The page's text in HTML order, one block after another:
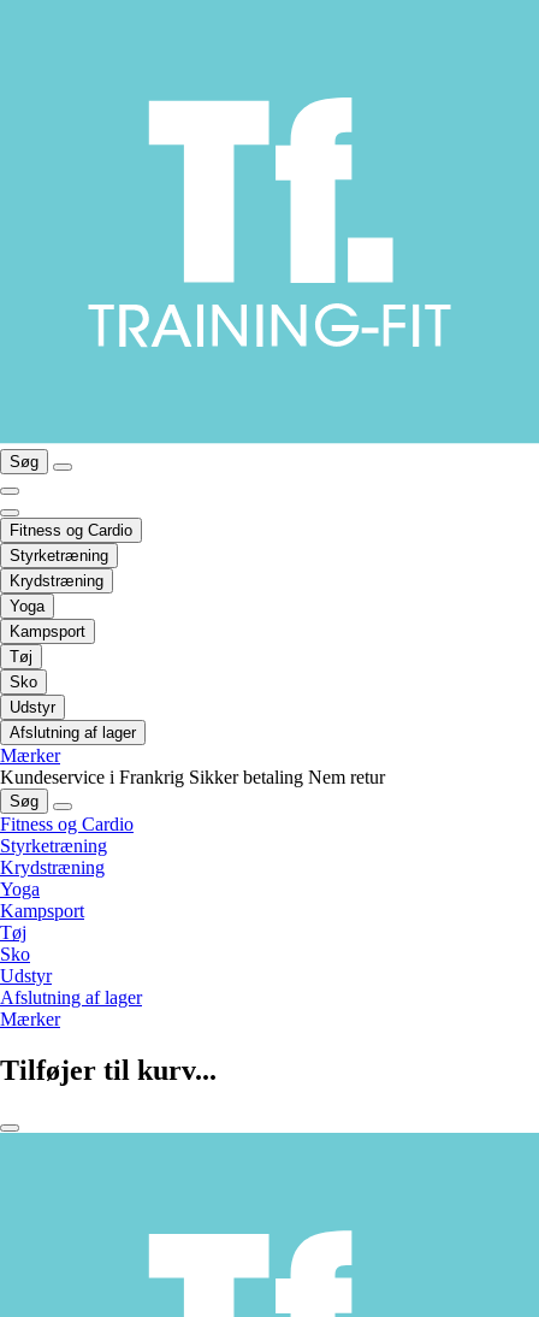
Søg
Fitness og Cardio
Styrketræning
Krydstræning
Yoga
Kampsport
Tøj
Sko
Udstyr
Afslutning af lager
Mærker
Kundeservice i Frankrig Sikker betaling Nem retur
Søg
Fitness og Cardio
Styrketræning
Krydstræning
Yoga
Kampsport
Tøj
Sko
Udstyr
Afslutning af lager
Mærker
Tilføjer til kurv...